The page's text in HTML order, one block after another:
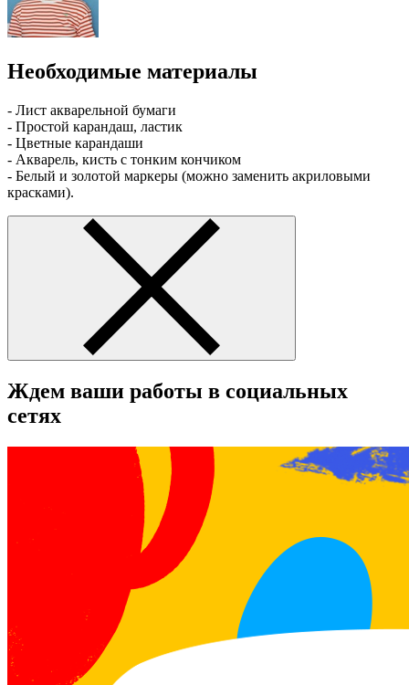
Необходимые материалы
- Лист акварельной бумаги
- Простой карандаш, ластик
- Цветные карандаши
- Акварель, кисть с тонким кончиком
- Белый и золотой маркеры (можно заменить акриловыми
красками).
Ждем ваши работы в социальных
сетях